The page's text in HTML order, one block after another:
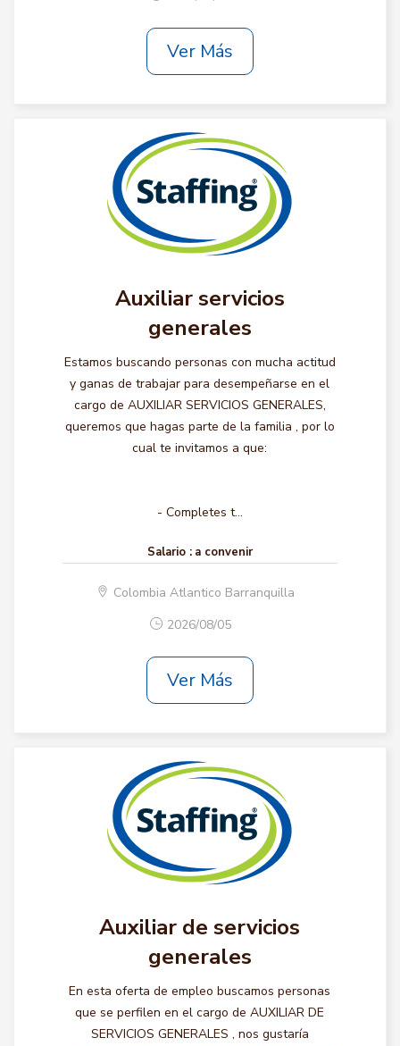
Ver Más
Auxiliar servicios
generales
Estamos buscando personas con mucha actitud
y ganas de trabajar para desempeñarse en el
cargo de AUXILIAR SERVICIOS GENERALES,
queremos que hagas parte de la familia , por lo
cual te invitamos a que:
- Completes t...
Salario : a convenir
Colombia Atlantico Barranquilla
2026/08/05
Ver Más
Auxiliar de servicios
generales
En esta oferta de empleo buscamos personas
que se perfilen en el cargo de AUXILIAR DE
SERVICIOS GENERALES , nos gustaría